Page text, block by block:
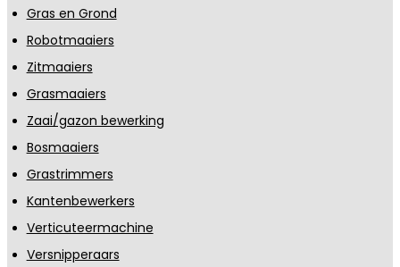
Gras en Grond
Robotmaaiers
Zitmaaiers
Grasmaaiers
Zaai/gazon bewerking
Bosmaaiers
Grastrimmers
Kantenbewerkers
Verticuteermachine
Versnipperaars